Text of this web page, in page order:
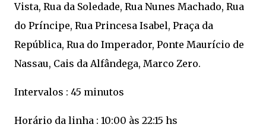
Vista, Rua da Soledade, Rua Nunes Machado, Rua
do Príncipe, Rua Princesa Isabel, Praça da
República, Rua do Imperador, Ponte Maurício de
Nassau, Cais da Alfândega, Marco Zero.
Intervalos : 45 minutos
Horário da linha : 10:00 às 22:15 hs